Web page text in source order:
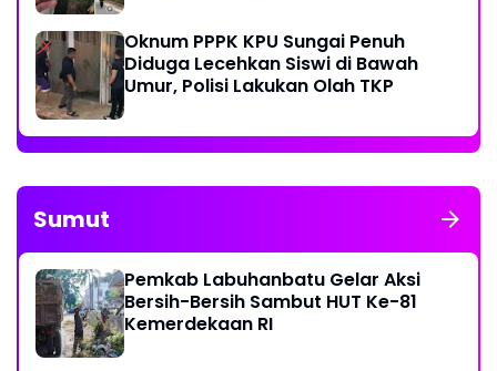
Oknum PPPK KPU Sungai Penuh
Diduga Lecehkan Siswi di Bawah
Umur, Polisi Lakukan Olah TKP
Sumut
Pemkab Labuhanbatu Gelar Aksi
Bersih-Bersih Sambut HUT Ke-81
Kemerdekaan RI